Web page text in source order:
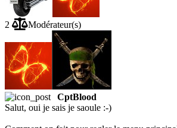
2 Modérateur(s)
CptBlood
Salut, oui je sais je saoule :-)